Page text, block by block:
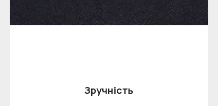
Зручність